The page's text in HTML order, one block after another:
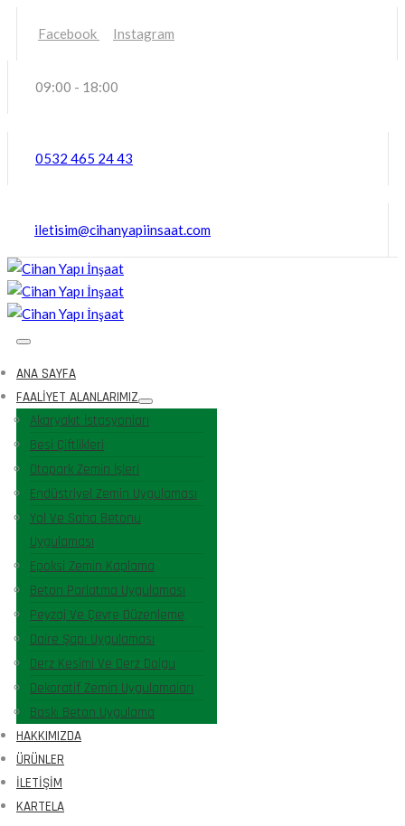
Facebook Instagram
09:00 - 18:00
0532 465 24 43
iletisim@cihanyapiinsaat.com
ANA SAYFA
FAALIYET ALANLARIMIZ
Akaryakıt İstasyonları
Besi Çiftlikleri
Otopark Zemin İşleri
Endüstriyel Zemin Uygulaması
Yol Ve Saha Betonu
Uygulaması
Epoksi Zemin Kaplama
Beton Parlatma Uygulaması
Peyzaj Ve Çevre Düzenleme
Daire Şapı Uygulaması
Derz Kesimi Ve Derz Dolgu
Dekoratif Zemin Uygulamaları
Baskı Beton Uygulama
HAKKIMIZDA
ÜRÜNLER
İLETIŞIM
KARTELA